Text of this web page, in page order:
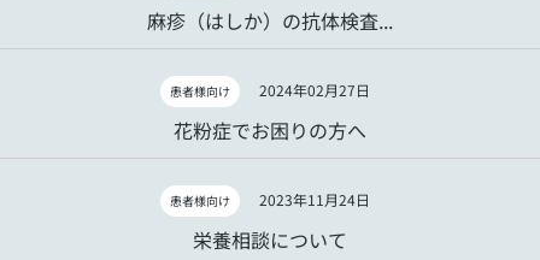
麻疹（はしか）の抗体検査...
2024年02月27日
患者様向け
花粉症でお困りの方へ
2023年11月24日
患者様向け
栄養相談について